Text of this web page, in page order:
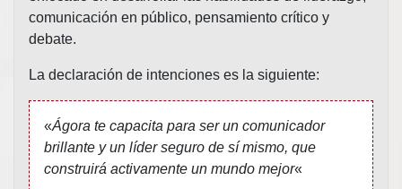
comunicación en público, pensamiento crítico y
debate.
La declaración de intenciones es la siguiente:
«Ágora te capacita para ser un comunicador
brillante y un líder seguro de sí mismo, que
construirá activamente un mundo mejor«